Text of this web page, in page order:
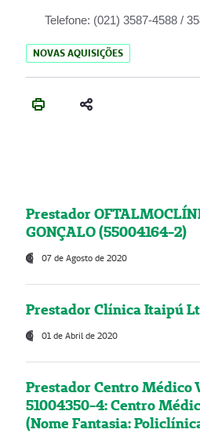
Telefone: (021) 3587-4588 /
NOVAS AQUISIÇÕES
Prestador
GONÇALO (55004164-2)
07 de Agosto de 2020
Prestador Clínica Itaipú
01 de Abril de 2020
Prestador Centro Médico
51004350-4: Centro
(Nome Fantasia: